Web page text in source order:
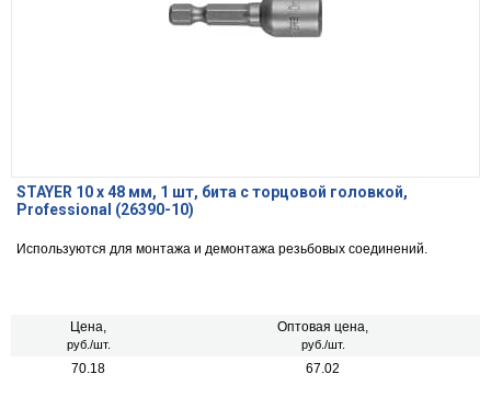
STAYER 10 х 48 мм, 1 шт, бита с торцовой головкой,
Professional (26390-10)
Используются для монтажа и демонтажа резьбовых соединений.
Цена,
руб./шт.
Оптовая цена,
руб./шт.
70.18 67.02